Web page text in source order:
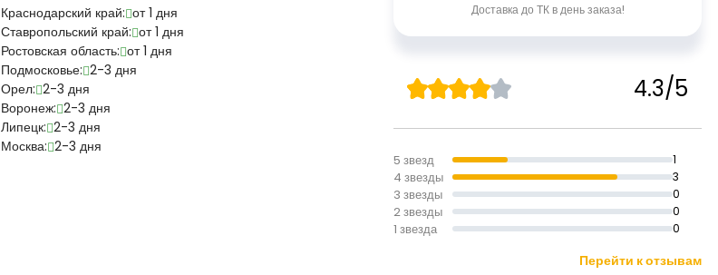
Краснодарский край: от 1 дня
Ставропольский край: от 1 дня
Ростовская область: от 1 дня
Подмосковье: 2-3 дня
Орел: 2-3 дня
Воронеж: 2-3 дня
Липецк: 2-3 дня
Москва: 2-3 дня
Доставка до ТК в день заказа!
4.3/5
5 звезд 1
4 звезды 3
3 звезды 0
2 звезды 0
1 звезда 0
Перейти к отзывам